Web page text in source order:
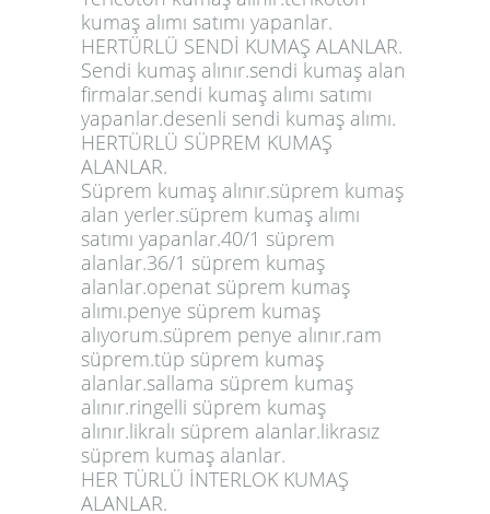
kumaş alımı satımı yapanlar.
HERTÜRLÜ SENDİ KUMAŞ ALANLAR.
Sendi kumaş alınır.sendi kumaş alan
firmalar.sendi kumaş alımı satımı
yapanlar.desenli sendi kumaş alımı.
HERTÜRLÜ SÜPREM KUMAŞ
ALANLAR.
Süprem kumaş alınır.süprem kumaş
alan yerler.süprem kumaş alımı
satımı yapanlar.40/1 süprem
alanlar.36/1 süprem kumaş
alanlar.openat süprem kumaş
alımı.penye süprem kumaş
alıyorum.süprem penye alınır.ram
süprem.tüp süprem kumaş
alanlar.sallama süprem kumaş
alınır.ringelli süprem kumaş
alınır.likralı süprem alanlar.likrasız
süprem kumaş alanlar.
HER TÜRLÜ İNTERLOK KUMAŞ
ALANLAR.